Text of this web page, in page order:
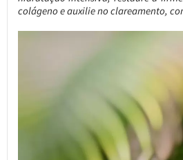
colágeno e auxilie no clareamento,